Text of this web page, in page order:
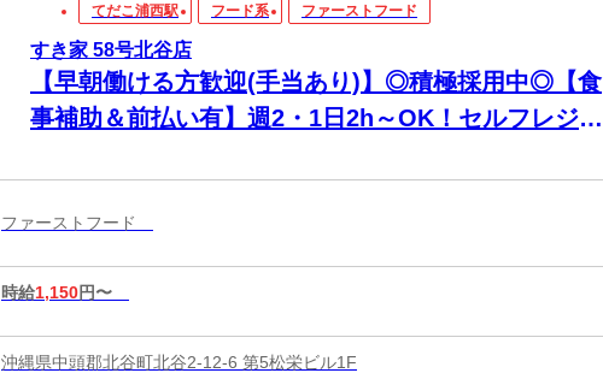
てだこ浦西駅 フード系 ファーストフード
すき家 58号北谷店
【早朝働ける方歓迎(手当あり)】◎積極採用中◎【食
事補助＆前払い有】週2・1日2h～OK！セルフレジで
ファーストフード
時給1,150円〜
沖縄県中頭郡北谷町北谷2-12-6 第5松栄ビル1F